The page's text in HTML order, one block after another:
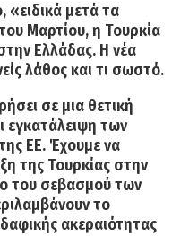
μετά τα
Μαρτίου, η Τουρκία
Ελλάδας. Η νέα
λάθος και τι σωστό.
σε μια θετική
εγκατάλειψη των
ΕΕ. Έχουμε να
της Τουρκίας στην
του σεβασμού των
το
ακεραιότητας